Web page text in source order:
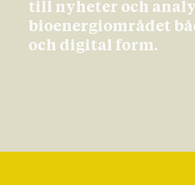
till nyheter och
bioenergiområdet
och digital form.